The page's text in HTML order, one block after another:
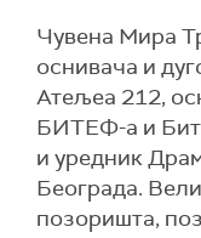
Чувена Мира
оснивача и
Атељеа 212,
БИТЕФ-а и
и уредник
Београда.
позоришта,